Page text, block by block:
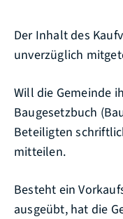
Der Inhalt des
unverzüglich
Will die Gemeinde
Baugesetzbuch
Beteiligten
mitteilen.
Besteht ein
ausgeübt, hat die